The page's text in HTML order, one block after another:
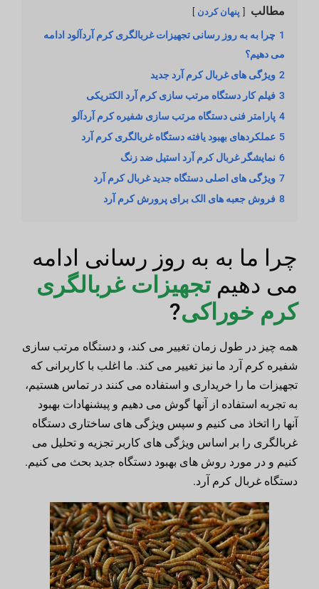
مطالب پنهان کردن
1 چرا به به روز رسانی تجهیزات غربالگری کرم آردآلود ادامه
می دهیم؟
2 ویژگی های غربال کرم آرد جدید
3 فیلم کار دستگاه مرتب سازی کرم آرد الکتریکی
4 پارامتر فنی دستگاه مرتب سازی شفیره کرم آردآلو
5 عملکردهای بهبود یافته دستگاه غربالگری کرم آرد
6 نمایشگر غربال کرم آرد استیل ضد زنگ
7 ویژگی های اصلی دستگاه جدید غربال کرم آرد
8 فروش جعبه های الک برای پرورش کرم آرد
چرا ما به به روز رسانی ادامه
می دهیم تجهیزات غربالگری
کرم خوراکی?
همه چیز در طول زمان تغییر می کند، و دستگاه مرتب سازی
شفیره کرم آرد ما نیز تغییر می کند. ما اغلب با کاربرانی که
تجهیزات ما را خریداری و استفاده می کنند در تماس هستیم،
به تجربه استفاده از آنها گوش می دهیم و پیشنهادات بهبود
آنها را اتخاذ می کنیم و سپس ویژگی های ساختاری دستگاه
غربالگری را بر اساس ویژگی های کاربر تجزیه و تحلیل می
کنیم و در مورد روش های بهبود دستگاه جدید بحث می کنیم.
دستگاه غربال کرم آرد.